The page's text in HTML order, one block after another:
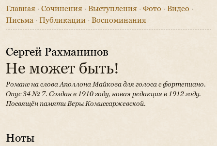
Главная · Сочинения · Выступления · Фото · Видео ·
Письма · Публикации · Воспоминания
Сергей Рахманинов
Не может быть!
Романс на слова Аполлона Майкова для голоса с фортепиано.
Опус 34 № 7. Создан в 1910 году, новая редакция в 1912 году.
Посвящён памяти Веры Комиссаржевской.
Ноты